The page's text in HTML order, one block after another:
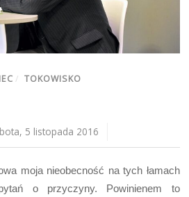
/ TOKOWISKO
5 listopada 2016
moja nieobecność na tych łamach
o przyczyny. Powinienem to